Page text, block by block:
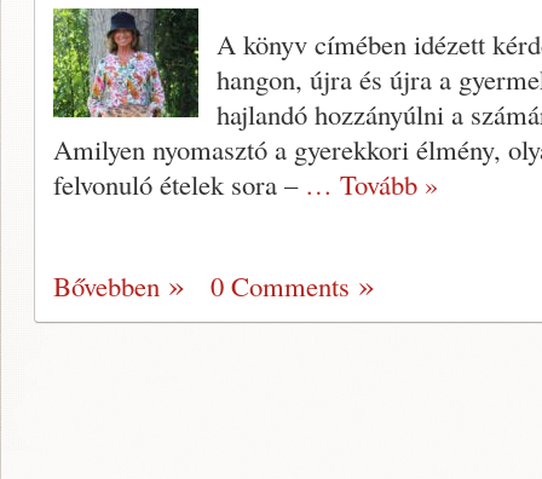
A könyv címében idézett
hangon, újra és újra a
hajlandó hozzányúlni a
Amilyen nyomasztó a gyerekkori élmény,
felvonuló ételek sora – … Tovább »
Bővebben 0 Comments